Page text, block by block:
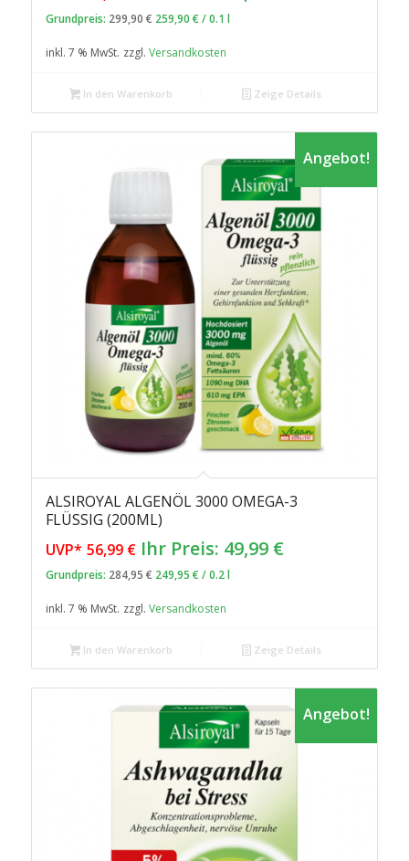
Preis
29,99 €
Grundpreis: 299,90 € 259,90 € /0.1 l
inkl. 7 % MwSt. zzgl. Versandkosten
In den Warenkorb Zeige Details
ALSIROYAL ALGENÖL 3000 OMEGA-3
FLÜSSIG (200ML)
UVP* 56,99 € Ursprünglicher
Preis
56,99 €
Ihr Preis: 49,99 €Aktueller
Angebot!
Grundpreis: 284,95 € 249,95 € /0.2 l
inkl. 7 % MwSt. zzgl. Versandkosten
In den Warenkorb Zeige Details
Angebot!